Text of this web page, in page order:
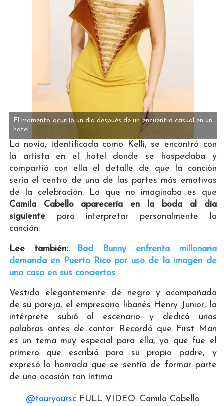
El momento ocurrió un día después de un encuentro casual en un
hotel.
La novia, identificada como Kelli, se encontró con
la artista en el hotel donde se hospedaba y
compartió con ella el detalle de que la canción
sería el centro de una de las partes más emotivas
de la celebración. Lo que no imaginaba es que
Camila Cabello aparecería en la boda al día
siguientepara interpretar personalmente la
canción.
Lee también:
Bad Bunny enfrenta millonaria
demanda en Puerto Rico por uso de la imagen de
una casa en sus conciertos
Vestida elegantemente de negro y acompañada
de su pareja, el empresario libanés Henry Junior, la
intérprete subió al escenario y dedicó unas
palabras antes de cantar. Recordó que First Man
es un tema muy especial para ella, ya que fue el
primero que escribió para su propio padre, y
expresó lo honrada que se sentía de formar parte
de una ocasión tan íntima.
@touryoursc FULL VIDEO: Camila Cabello